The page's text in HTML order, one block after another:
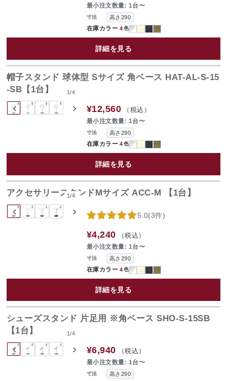
寸法 高さ290
在庫カラー 4色
最小注文数量: 1台〜
詳細を見る
‹ ›
1/4
帽子スタンド 球体型 Sサイズ 角ベース HAT-AL-S-15
-SB【1台】
寸法 高さ290
在庫カラー 4色
¥12,560 （税込）
最小注文数量: 1台〜
詳細を見る
‹ ›
1/4
アクセサリースタンドMサイズ ACC-M 【1台】
寸法 高さ290
在庫カラー 4色
5.0(3件)
¥4,240 （税込）
最小注文数量: 1台〜
詳細を見る
‹ ›
1/4
シューズスタンド 片足用 ※角ベース SHO-S-15SB
【1台】
寸法 高さ290
¥6,940 （税込）
最小注文数量: 1台〜